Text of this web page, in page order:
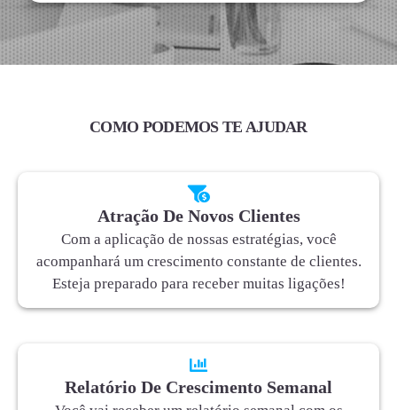
COMO PODEMOS TE AJUDAR
Atração De Novos Clientes
Com a aplicação de nossas estratégias, você
acompanhará um crescimento constante de clientes.
Esteja preparado para receber muitas ligações!
Relatório De Crescimento Semanal